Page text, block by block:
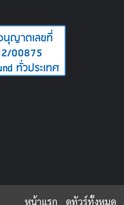
หน้าแรก ดูทัวร์ทั้งหมด